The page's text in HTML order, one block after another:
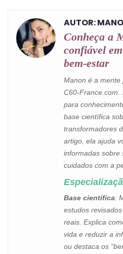
AUTOR:
Conheça a
confiável
bem-estar
Manon é a mente
C60-France.com.
para
base científica
transformadores
artigo, ela ajuda
informadas sobre
cuidados com a
Base científica:
estudos
reais. Explica
vida e reduzir a
ou destaca os